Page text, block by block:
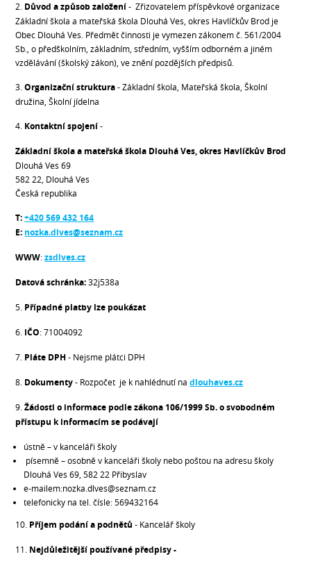
2. Důvod a způsob založení- Zřizovatelem příspěvkové organizace
Základní škola a mateřská škola Dlouhá Ves, okres Havlíčkův Brod je
Obec Dlouhá Ves. Předmět činnosti je vymezen zákonem č. 561/2004
Sb., o předškolním, základním, středním, vyšším odborném a jiném
vzdělávání (školský zákon), ve znění pozdějších předpisů.
3.Organizační struktura- Základní škola, Mateřská škola, Školní
družina, Školní jídelna
4. Kontaktní spojení-
Základní škola a mateřská škola Dlouhá Ves, okres Havlíčkův Brod
Dlouhá Ves 69
582 22, Dlouhá Ves
Česká republika
T:+420 569 432 164
E: nozka.dlves@seznam.cz
WWW:zsdlves.cz
Datová schránka:32j538a
5. Případné platby lze poukázat
6. IČO: 71004092
7. Pláte DPH- Nejsme plátci DPH
8. Dokumenty- Rozpočet je k nahlédnutí nadlouhaves.cz
9.Žádosti o informace podle zákona 106/1999 Sb. o svobodném
přístupu k informacím se podávají
ústně – v kanceláři školy
písemně – osobně v kanceláři školy nebo poštou na adresu školy
Dlouhá Ves 69, 582 22 Přibyslav
e-mailem:nozka.dlves@seznam.cz
telefonicky na tel. čísle: 569432164
10. Příjem podání a podnětů - Kancelář školy
11. Nejdůležitější používané předpisy -